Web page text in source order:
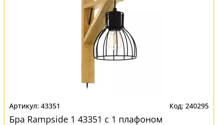
43351 240295
Бра Rampside 1 43351 с 1 плафоном